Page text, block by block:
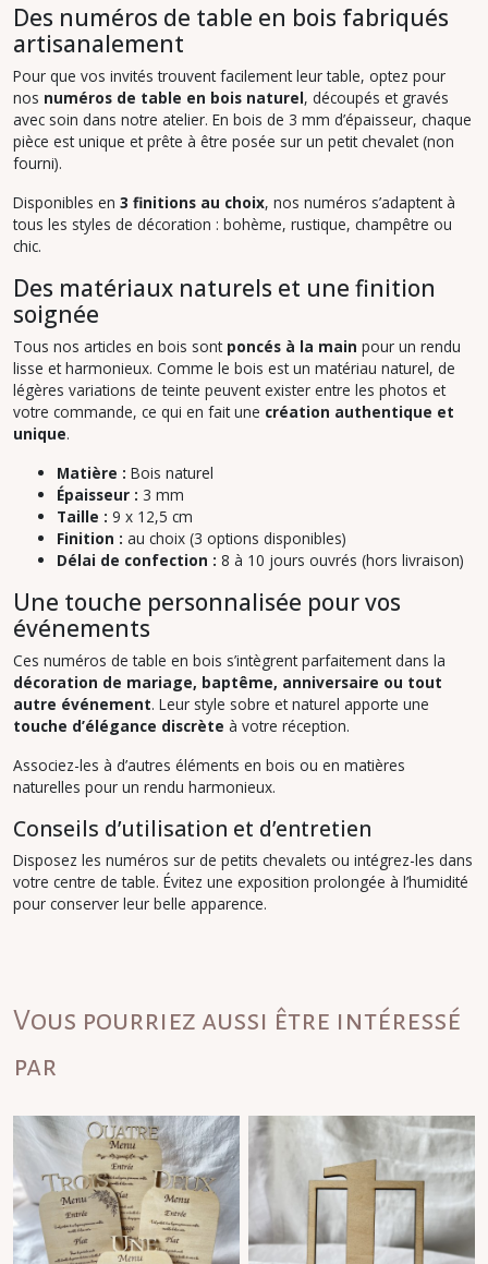
Des numéros de table en bois fabriqués
artisanalement
Pour que vos invités trouvent facilement leur table, optez pour
nos numéros de table en bois naturel, découpés et gravés
avec soin dans notre atelier. En bois de 3 mm d’épaisseur, chaque
pièce est unique et prête à être posée sur un petit chevalet (non
fourni).
Disponibles en 3 finitions au choix, nos numéros s’adaptent à
tous les styles de décoration : bohème, rustique, champêtre ou
chic.
Des matériaux naturels et une finition
soignée
Tous nos articles en bois sont poncés à la main pour un rendu
lisse et harmonieux. Comme le bois est un matériau naturel, de
légères variations de teinte peuvent exister entre les photos et
votre commande, ce qui en fait une création authentique et
unique.
Matière : Bois naturel
Épaisseur : 3 mm
Taille : 9 x 12,5 cm
Finition : au choix (3 options disponibles)
Délai de confection : 8 à 10 jours ouvrés (hors livraison)
Une touche personnalisée pour vos
événements
Ces numéros de table en bois s’intègrent parfaitement dans la
décoration de mariage, baptême, anniversaire ou tout
autre événement. Leur style sobre et naturel apporte une
touche d’élégance discrète à votre réception.
Associez-les à d’autres éléments en bois ou en matières
naturelles pour un rendu harmonieux.
Conseils d’utilisation et d’entretien
Disposez les numéros sur de petits chevalets ou intégrez-les dans
votre centre de table. Évitez une exposition prolongée à l’humidité
pour conserver leur belle apparence.
Vous pourriez aussi être intéressé
par